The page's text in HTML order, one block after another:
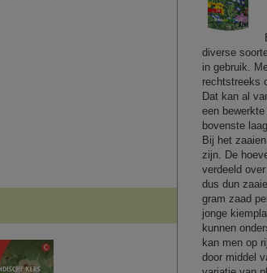
diverse
in gebruik.
rechtstreeks
Dat kan al
een
bovenste
Bij het
zijn. De
verdeeld
dus dun
gram zaad
jonge
kunnen
kan men op
door middel